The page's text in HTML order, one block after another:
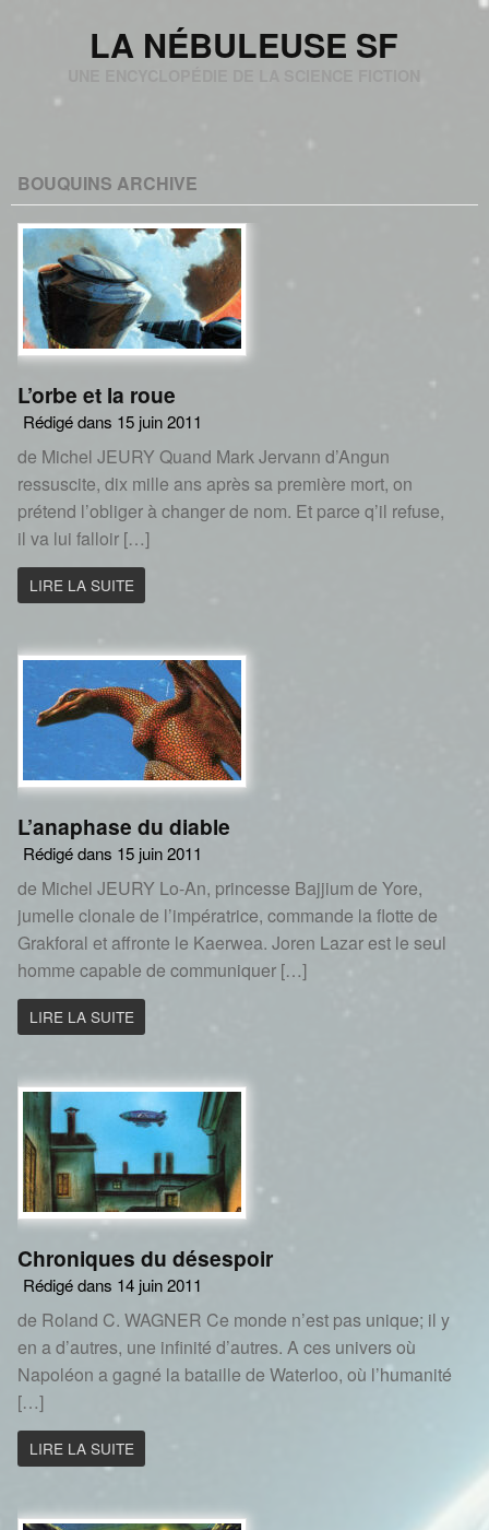
LA NÉBULEUSE SF
UNE ENCYCLOPÉDIE DE LA SCIENCE FICTION
BOUQUINS ARCHIVE
L’orbe et la roue
Rédigé dans 15 juin 2011
de Michel JEURY Quand Mark Jervann d’Angun
ressuscite, dix mille ans après sa première mort, on
prétend l’obliger à changer de nom. Et parce q’il refuse,
il va lui falloir […]
LIRE LA SUITE
L’anaphase du diable
Rédigé dans 15 juin 2011
de Michel JEURY Lo-An, princesse Bajjium de Yore,
jumelle clonale de l’impératrice, commande la flotte de
Grakforal et affronte le Kaerwea. Joren Lazar est le seul
homme capable de communiquer […]
LIRE LA SUITE
Chroniques du désespoir
Rédigé dans 14 juin 2011
de Roland C. WAGNER Ce monde n’est pas unique; il y
en a d’autres, une infinité d’autres. A ces univers où
Napoléon a gagné la bataille de Waterloo, où l’humanité
[…]
LIRE LA SUITE